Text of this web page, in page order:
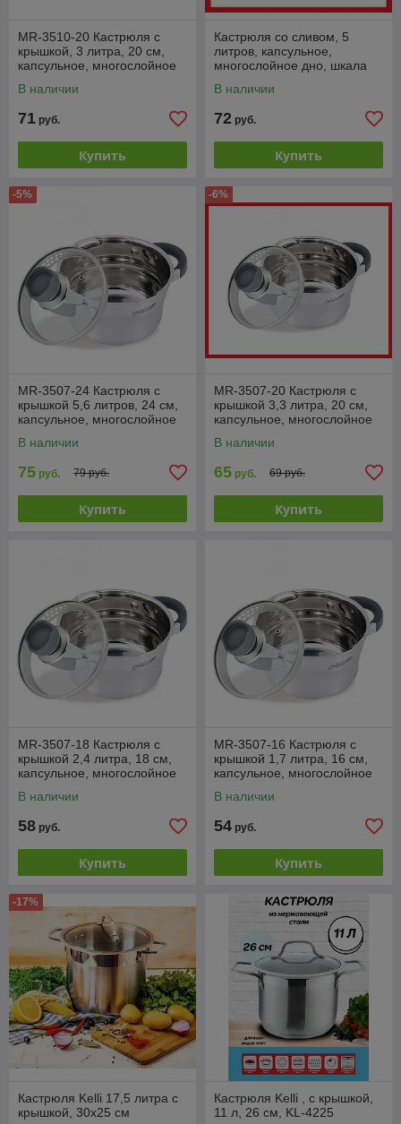
MR-3510-20 Кастрюля с
крышкой, 3 литра, 20 см,
капсульное, многослойное
В наличии
71 руб.
Купить
Кастрюля со сливом, 5
литров, капсульное,
многослойное дно, шкала
24
В наличии
72 руб.
Купить
-5%
MR-3507-24 Кастрюля с
крышкой 5,6 литров, 24 см,
капсульное, многослойное
В наличии
75 руб. 79 руб.
Купить
-6%
MR-3507-20 Кастрюля с
крышкой 3,3 литра, 20 см,
капсульное, многослойное
В наличии
65 руб. 69 руб.
Купить
MR-3507-18 Кастрюля с
крышкой 2,4 литра, 18 см,
капсульное, многослойное
В наличии
58 руб.
Купить
MR-3507-16 Кастрюля с
крышкой 1,7 литра, 16 см,
капсульное, многослойное
В наличии
54 руб.
Купить
-17%
Кастрюля Kelli 17,5 литра с
крышкой, 30х25 см
Кастрюля Kelli , с крышкой,
11 л, 26 см, KL-4225